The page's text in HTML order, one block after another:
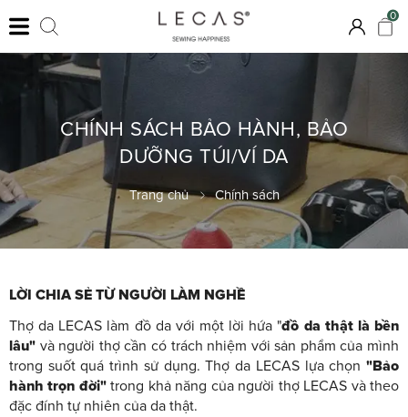
0
CHÍNH SÁCH BẢO HÀNH, BẢO
DƯỠNG TÚI/VÍ DA
Trang chủ Chính sách
LỜI CHIA SẺ TỪ NGƯỜI LÀM NGHỀ
Thợ da LECAS làm đồ da với một lời hứa "đồ da thật là bền
lâu" và người thợ cần có trách nhiệm với sản phẩm của mình
trong suốt quá trình sử dụng. Thợ da LECAS lựa chọn "Bảo
hành trọn đời"trong khả năng của người thợ LECAS và theo
đặc đính tự nhiên của da thật.